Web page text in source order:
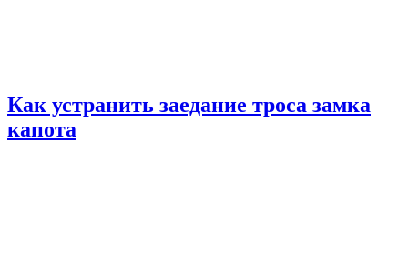
Как устранить заедание троса замка
капота